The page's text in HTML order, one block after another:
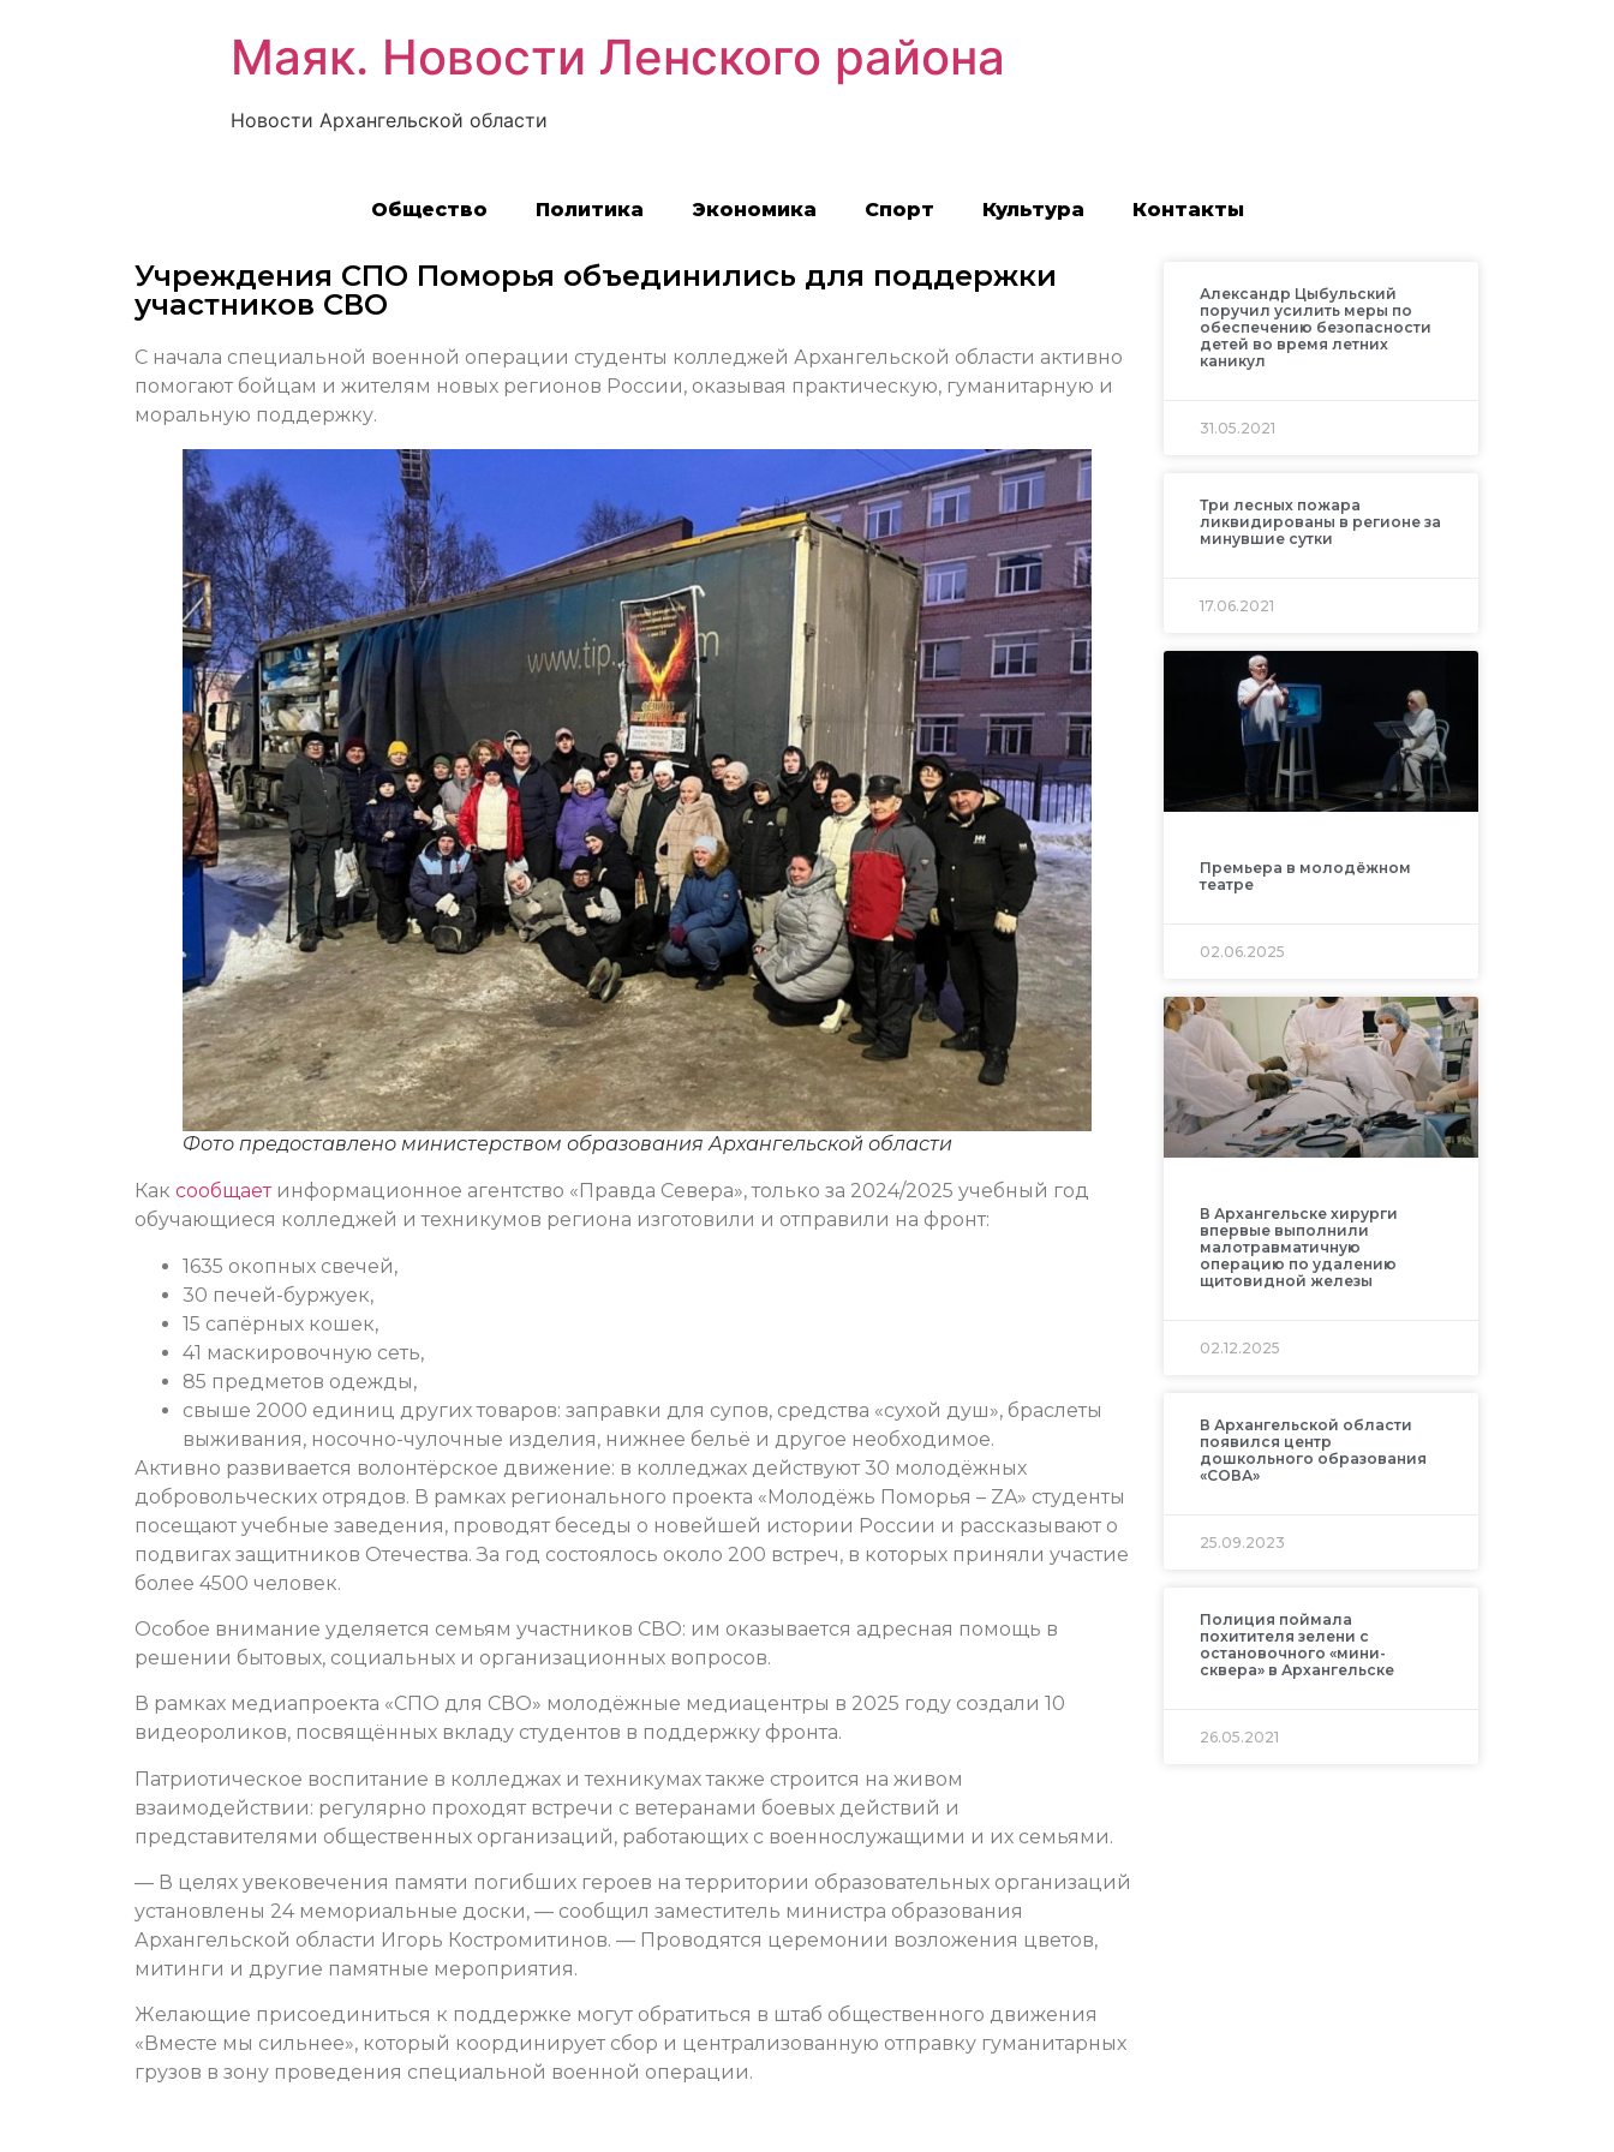
Маяк. Новости Ленского района
Новости Архангельской области
Общество Политика Экономика Спорт Культура Контакты
Учреждения СПО Поморья объединились для поддержки
участников СВО
С начала специальной военной операции студенты колледжей Архангельской области активно
помогают бойцам и жителям новых регионов России, оказывая практическую, гуманитарную и
моральную поддержку.
Фото предоставлено министерством образования Архангельской области
Как сообщаетинформационное агентство «Правда Севера», только за 2024/2025 учебный год
обучающиеся колледжей и техникумов региона изготовили и отправили на фронт:
1635 окопных свечей,
30 печей-буржуек,
15 сапёрных кошек,
41 маскировочную сеть,
85 предметов одежды,
свыше 2000 единиц других товаров: заправки для супов, средства «сухой душ», браслеты
выживания, носочно-чулочные изделия, нижнее бельё и другое необходимое.
Активно развивается волонтёрское движение: в колледжах действуют 30 молодёжных
добровольческих отрядов. В рамках регионального проекта «Молодёжь Поморья – ZA» студенты
посещают учебные заведения, проводят беседы о новейшей истории России и рассказывают о
подвигах защитников Отечества. За год состоялось около 200 встреч, в которых приняли участие
более 4500 человек.
Особое внимание уделяется семьям участников СВО: им оказывается адресная помощь в
решении бытовых, социальных и организационных вопросов.
В рамках медиапроекта «СПО для СВО» молодёжные медиацентры в 2025 году создали 10
видеороликов, посвящённых вкладу студентов в поддержку фронта.
Патриотическое воспитание в колледжах и техникумах также строится на живом
взаимодействии: регулярно проходят встречи с ветеранами боевых действий и
представителями общественных организаций, работающих с военнослужащими и их семьями.
— В целях увековечения памяти погибших героев на территории образовательных организаций
установлены 24 мемориальные доски, — сообщил заместитель министра образования
Архангельской области Игорь Костромитинов. — Проводятся церемонии возложения цветов,
митинги и другие памятные мероприятия.
Желающие присоединиться к поддержке могут обратиться в штаб общественного движения
«Вместе мы сильнее», который координирует сбор и централизованную отправку гуманитарных
грузов в зону проведения специальной военной операции.
Александр Цыбульский
поручил усилить меры по
обеспечению безопасности
детей во время летних
каникул
31.05.2021
Три лесных пожара
ликвидированы в регионе за
минувшие сутки
17.06.2021
Премьера в молодёжном
театре
02.06.2025
В Архангельске хирурги
впервые выполнили
малотравматичную
операцию по удалению
щитовидной железы
02.12.2025
В Архангельской области
появился центр
дошкольного образования
«СОВА»
25.09.2023
Полиция поймала
похитителя зелени с
остановочного «мини-
сквера» в Архангельске
26.05.2021